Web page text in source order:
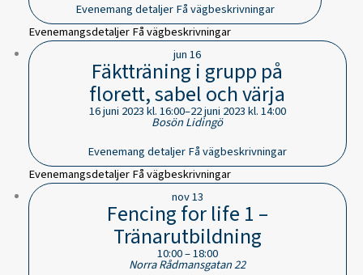
Evenemang detaljer Få vägbeskrivningar
Evenemangsdetaljer Få vägbeskrivningar
jun16
Fäktträning i grupp på
florett, sabel och värja
16 juni 2023 kl. 16:00–22 juni 2023 kl. 14:00
BosönLidingö
Evenemang detaljerFå vägbeskrivningar
Evenemangsdetaljer Få vägbeskrivningar
nov13
Fencing for life 1 –
Tränarutbildning
10:00–18:00
Norra Rådmansgatan 22